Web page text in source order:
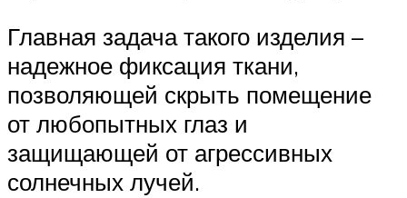
Главная задача такого изделия –
надежное фиксация ткани,
позволяющей скрыть помещение
от любопытных глаз и
защищающей от агрессивных
солнечных лучей.